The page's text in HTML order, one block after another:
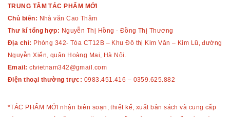
TRUNG TÂM TÁC PHẨM MỚI
Chủ biên: Nhà văn Cao Thâm
Thư kí tổng hợp: Nguyễn Thị Hồng - Đồng Thị Thương
Địa chỉ: Phòng 342- Tòa CT12B – Khu Đô thị Kim Văn – Kim Lũ, đường
Nguyễn Xiển, quận Hoàng Mai, Hà Nội.
Email: ctvietnam342@gmail.com
Điện thoại thường trực: 0983.451.416 – 0359.625.882
*TÁC PHẨM MỚI nhận biên soạn, thiết kế, xuất bản sách và cung cấp